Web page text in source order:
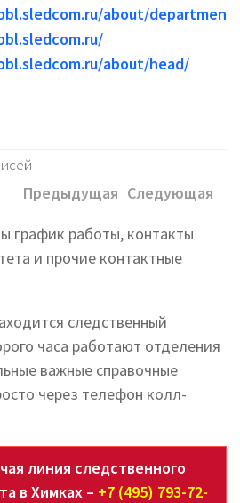
about/
about/head/
Предыдущая Следующая
график работы, контакты
и прочие контактные
следственный
часа работают отделения
важные справочные
через телефон колл-
линия следственного
в Химках – +7 (495) 793-72-